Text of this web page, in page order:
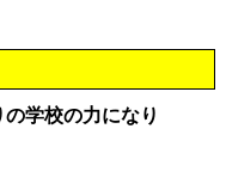
学校の力になり